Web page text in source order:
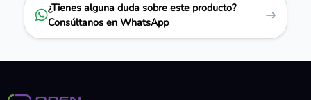
¿Tienes alguna duda sobre este producto?
Consúltanos en WhatsApp